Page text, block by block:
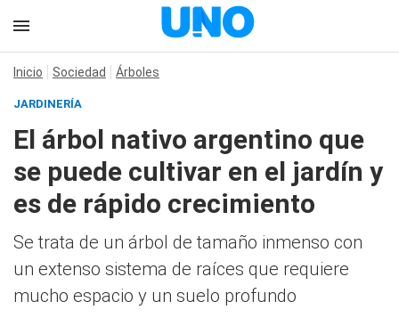
Inicio Sociedad Árboles
JARDINERÍA
El árbol nativo argentino que
se puede cultivar en el jardín y
es de rápido crecimiento
Se trata de un árbol de tamaño inmenso con
un extenso sistema de raíces que requiere
mucho espacio y un suelo profundo